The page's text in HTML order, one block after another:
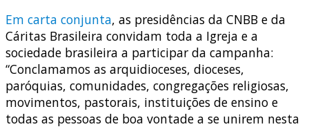
Em carta conjunta, as presidências da CNBB e da
Cáritas Brasileira convidam toda a Igreja e a
sociedade brasileira a participar da campanha:
“Conclamamos as arquidioceses, dioceses,
paróquias, comunidades, congregações religiosas,
movimentos, pastorais, instituições de ensino e
todas as pessoas de boa vontade a se unirem nesta